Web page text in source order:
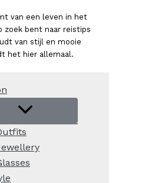
van een leven in het
zoek bent naar reistips
van stijl en mooie
het hier allemaal.